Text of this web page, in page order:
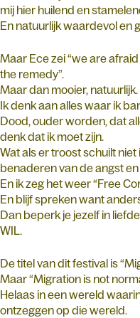
mij hier huilend en
En natuurlijk waardevol en
Maar Ece zei “we are
the remedy”.
Maar dan mooier, natuurlijk.
Ik denk aan alles waar ik
Dood, ouder worden, dat
denk dat ik moet zijn.
Wat als er troost schuilt
benaderen van de angst
En ik zeg het weer “Free
En blijf spreken want
Dan beperk je jezelf in
WIL.
De titel van dit festival is
Maar “Migration is not
Helaas in een wereld
ontzeggen op die wereld.